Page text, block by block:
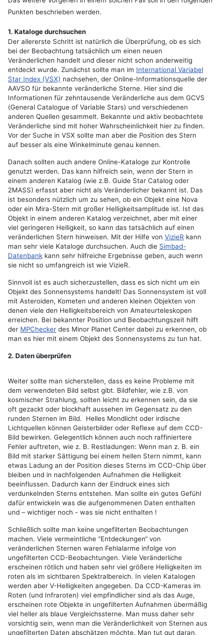
Punkten beschrieben werden.
1. Kataloge durchsuchen
Der allererste Schritt ist natürlich die Überprüfung, ob es sich
bei der Beobachtung tatsächlich um einen neuen
Veränderlichen handelt und dieser nicht schon anderweitig
entdeckt wurde. Zunächst sollte man im International Variabel
Star Index (VSX) nachsehen, der Online-Informationsquelle der
AAVSO für bekannte veränderliche Sterne. Hier sind die
Informationen für zehntausende Veränderliche aus dem GCVS
(General Catalogue of Variable Stars) und verschiedenen
anderen Quellen gesammelt. Bekannte und aktiv beobachtete
Veränderliche sind mit hoher Wahrscheinlichkeit hier zu finden.
Vor der Suche in VSX sollte man aber die Position des Stern
auf besser als eine Winkelminute genau kennen.
Danach sollten auch andere Online-Kataloge zur Kontrolle
genutzt werden. Das kann hilfreich sein, wenn der Stern in
einem anderen Katalog (wie z.B. Guide Star Catalog oder
2MASS) erfasst aber nicht als Veränderlicher bekannt ist. Das
ist besonders nützlich um zu sehen, ob ein Objekt eine Nova
oder ein Mira-Stern mit großer Helligkeitsamplitude ist. Ist das
Objekt in einem anderen Katalog verzeichnet, aber mit einer
viel geringeren Helligkeit, so kann das tatsächlich auf einen
veränderlichen Stern hinweisen. Mit der Hilfe von VizieR kann
man sehr viele Kataloge durchsuchen. Auch die Simbad-
Datenbank kann sehr hilfreiche Ergebnisse geben, auch wenn
sie nicht so umfangreich ist wie VizieR.
Sinnvoll ist es auch sicherzustellen, dass es sich nicht um ein
Objekt des Sonnensystems handelt! Das Sonnensystem ist voll
mit Asteroiden, Kometen und anderen kleinen Objekten von
denen viele den Helligkeitsbereich von Amateurteleskopen
erreichen. Bei bekannter Position und Beobachtungszeit hilft
der MPChecker des Minor Planet Center dabei zu erkennen, ob
man es hier mit einem Objekt des Sonnensystems zu tun hat.
2. Daten überprüfen
Weiter sollte man sicherstellen, dass es keine Probleme mit
dem verwendeten Bild selbst gibt. Bildfehler, wie z.B. von
kosmischer Strahlung, sollten leicht zu erkennen sein, da sie
oft gezackt oder blockhaft aussehen im Gegensatz zu den
runden Sternen im Bild. Helles Mondlicht oder irdische
Lichtquellen können Geisterbilder oder Reflexe auf dem CCD-
Bild bewirken. Gelegentlich können auch noch raffiniertere
Fehler auftreten, wie z. B. Restladungen: Wenn man z. B. ein
Bild mit starker Sättigung bei einem hellen Stern nimmt, kann
etwas Ladung an der Position dieses Sterns im CCD-Chip über
bleiben und in nachfolgenden Aufnahmen die Helligkeit
beeinflussen. Dadurch kann der Eindruck eines sich
verdunkelnden Sterns entstehen. Man sollte ein gutes Gefühl
dafür entwickeln was die aufgenommenen Daten enthalten
und – wichtiger noch - was sie nicht enthalten !
Schließlich sollte man keine ungefilterten Beobachtungen
machen. Viele vermeintliche “Entdeckungen“ von
veränderlichen Sternen waren Fehlalarme infolge von
ungefilterten CCD-Beobachtungen. Viele Veränderliche
erscheinen rötlich und haben sehr viel größere Helligkeiten im
roten als im sichtbaren Spektralbereich. In vielen Katalogen
werden aber V-Helligkeiten angegeben. Da CCD-Kameras im
Roten (und Infraroten) viel empfindlicher sind als das Auge,
erscheinen rote Objekte in ungefilterten Aufnahmen übermäßig
viel heller als blaue Vergleichssterne. Man muss daher sehr
vorsichtig sein, wenn man die Veränderlichkeit von Sternen aus
ungefilterten Daten abschätzen möchte. Man tut gut daran,